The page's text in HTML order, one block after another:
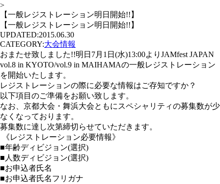
>
【一般レジストレーション明日開始!!】
【一般レジストレーション明日開始!!】
UPDATED:2015.06.30
CATEGORY:大会情報
おまたせ致しました!!明日7月1日(水)13:00よりJAMfest JAPAN
vol.8 in KYOTO/vol.9 in MAIHAMAの一般レジストレーション
を開始いたします。
レジストレーションの際に必要な情報はご存知ですか？
以下項目のご準備をお願い致します。
なお、京都大会・舞浜大会ともにスペシャリティの募集数が少
なくなっております。
募集数に達し次第締切らせていただきます。
《レジストレーション必要情報》
■年齢ディビジョン(選択)
■人数ディビジョン(選択)
■お申込者氏名
■お申込者氏名フリガナ